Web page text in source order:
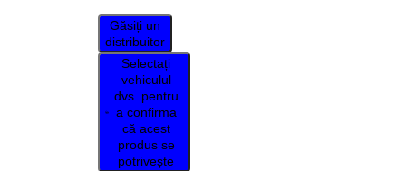
Găsiți un
distribuitor
Selectați
vehiculul
dvs. pentru
a confirma
că acest
produs se
potrivește